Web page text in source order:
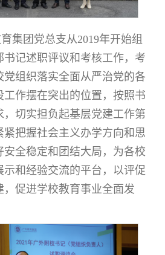
集团党总支从2019年开始组
记述职评议和考核工作，考
组织落实全面从严治党的各
作摆在突出的位置，按照书
切实担负起基层党建工作第
把握社会主义办学方向和思
安全稳定和团结大局，为各校
示和经验交流的平台，以评促
，促进学校教育事业全面发